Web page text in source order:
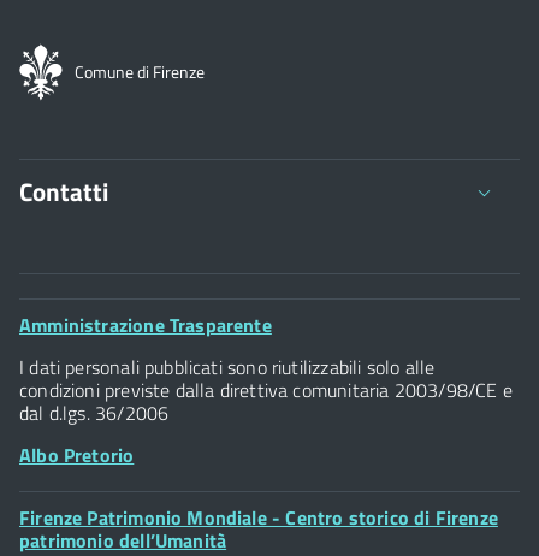
Comune di Firenze
Contatti
Comune di Firenze
Palazzo Vecchio
Piazza della Signoria - 50122, Firenze
P.IVA 01307110484
Posta Elettronica Certificata
Footer
Amministrazione Trasparente
I dati personali pubblicati sono riutilizzabili solo alle
condizioni previste dalla direttiva comunitaria 2003/98/CE e
dal d.lgs. 36/2006
Albo Pretorio
Footer
Widget
Firenze Patrimonio Mondiale - Centro storico di Firenze
patrimonio dell’Umanità